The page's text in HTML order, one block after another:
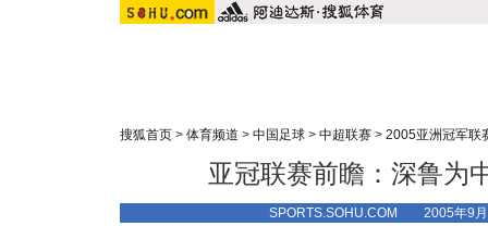
搜狐首页 > 体育频道 > 中国足球 > 中超联赛 > 2005亚洲冠军联
亚冠联赛前瞻：深鲁为
SPORTS.SOHU.COM 2005年9